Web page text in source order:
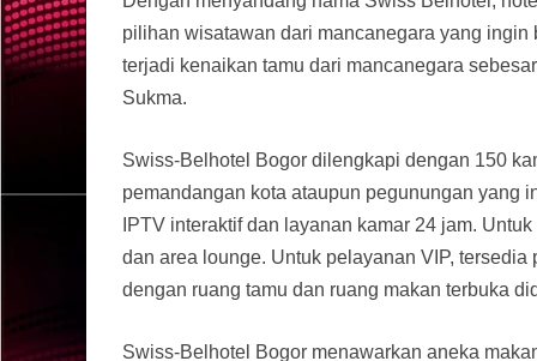
pilihan wisatawan dari mancanegara yang ingin
terjadi kenaikan tamu dari mancanegara
Sukma.
Swiss-Belhotel Bogor dilengkapi dengan 150
pemandangan kota ataupun pegunungan yang
IPTV interaktif dan layanan kamar 24 jam.
dan area lounge. Untuk pelayanan VIP,
dengan ruang tamu dan ruang makan terbuka
Swiss-Belhotel Bogor menawarkan aneka